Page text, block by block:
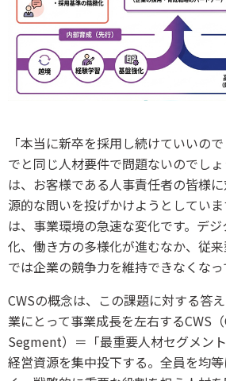
「本当に新卒を採用し続けていいの
でと同じ人材要件で問題ないのでし
は、お客様である人事責任者の皆様
源的な問いを投げかけようとしてい
は、事業環境の急速な変化です。デ
化、働き方の多様化が進むなか、従
では企業の競争力を維持できなくなっ
CWSの概念は、この課題に対する答
業にとって事業成長を左右するCWS
Segment）＝「最重要人材セグメン
経営資源を集中投下する。全員を均